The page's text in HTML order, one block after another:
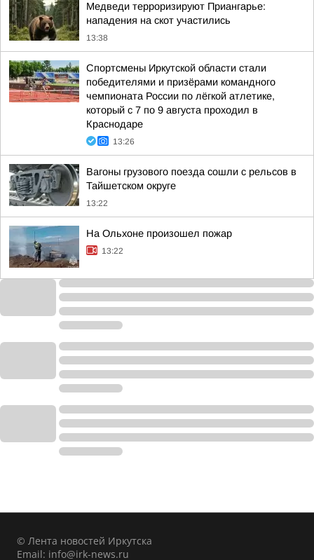
Медведи терроризируют Приангарье:
нападения на скот участились
13:38
Спортсмены Иркутской области стали
победителями и призёрами командного
чемпионата России по лёгкой атлетике,
который с 7 по 9 августа проходил в
Краснодаре
13:26
Вагоны грузового поезда сошли с рельсов в
Тайшетском округе
13:22
На Ольхоне произошел пожар
13:22
© Лента новостей Иркутска
Email: info@irk-news.ru